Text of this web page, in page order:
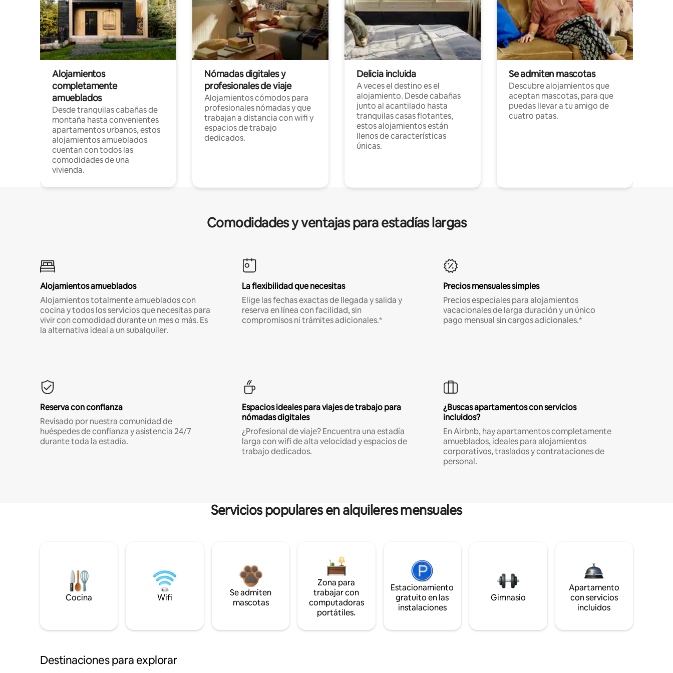
Alojamientos
completamente
amueblados
Desde tranquilas cabañas de
montaña hasta convenientes
apartamentos urbanos, estos
alojamientos amueblados
cuentan con todos las
comodidades de una
vivienda.
Nómadas digitales y
profesionales de viaje
Alojamientos cómodos para
profesionales nómadas y que
trabajan a distancia con wifi y
espacios de trabajo
dedicados.
Delicia incluida
A veces el destino es el
alojamiento. Desde cabañas
junto al acantilado hasta
tranquilas casas flotantes,
estos alojamientos están
llenos de características
únicas.
Se admiten mascotas
Descubre alojamientos que
aceptan mascotas, para que
puedas llevar a tu amigo de
cuatro patas.
Comodidades y ventajas para estadías largas
Alojamientos amueblados
Alojamientos totalmente amueblados con
cocina y todos los servicios que necesitas para
vivir con comodidad durante un mes o más. Es
la alternativa ideal a un subalquiler.
La flexibilidad que necesitas
Elige las fechas exactas de llegada y salida y
reserva en línea con facilidad, sin
compromisos ni trámites adicionales.*
Precios mensuales simples
Precios especiales para alojamientos
vacacionales de larga duración y un único
pago mensual sin cargos adicionales.*
Reserva con confianza
Revisado por nuestra comunidad de
huéspedes de confianza y asistencia 24/7
durante toda la estadía.
Espacios ideales para viajes de trabajo para
nómadas digitales
¿Profesional de viaje? Encuentra una estadía
larga con wifi de alta velocidad y espacios de
trabajo dedicados.
¿Buscas apartamentos con servicios
incluidos?
En Airbnb, hay apartamentos completamente
amueblados, ideales para alojamientos
corporativos, traslados y contrataciones de
personal.
Servicios populares en alquileres mensuales
Cocina Wifi
Se admiten
mascotas
Zona para
trabajar con
computadoras
portátiles.
Estacionamiento
gratuito en las
instalaciones
Gimnasio
Apartamento
con servicios
incluidos
Destinaciones para explorar